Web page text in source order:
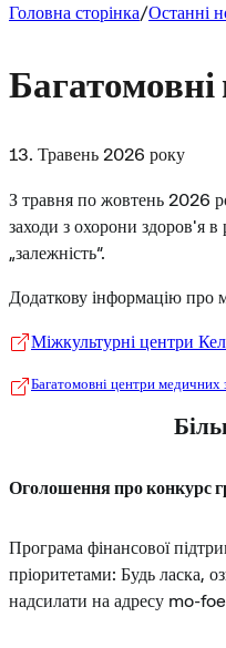
Головна сторінка Останні
13. Травень 2026 року
З травня по жовтень 2026
заходи з охорони здоров'я
„залежність“.
Додаткову інформацію про
Міжкультурні центри
Багатомовні центри
Оголошення про конкурс
Програма фінансової
пріоритетами: Будь ласка,
надсилати на адресу mo-